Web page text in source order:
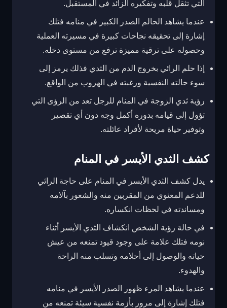
التي تثقل قلبه وتفكيره الزائد في المستقبل.
عندما يشاهد الحالم الصدر الكبير في منامه فتلك
إشارة إلى تحقيقه نجاحات كبيرة في مسيرته العملية
وحصوله على ترقية مميزة ترفع من مستوى دخله.
إذا حلم الرائي بخروج الدم من الثدي فذلك يرمز إلى
سوء حالته النفسية ورغبته في الهروب من الواقع.
رؤية ثدي الزوجة في المنام للرجل تعد من الرؤى التي
تؤول إلى قيامه بدوره أكمل وجه دون أي تقصير
وتوفير حياة مريحة لأفراد عائلته.
كشف الثدي الأيسر في المنام
يدل كشف الثدي الأيسر في المنام على حاجة الرائي
للدعم المعنوي من المقربين منه والشعور بآلامه
ومساندته في لحظات انكساره.
في حالة رؤية الشخص انكشاف الثدي الأيسر أثناء
نومه فتلك علامة على وجود قيود تمنعه من عيش
حياته والوصول إلى أحلامه وتسلب منه الراحة
والهدوء.
عندما يشاهد المرء ظهور الصدر الأيسر في منامه
فتلك إشارة إلى مرور بأزمة نفسية سيئة تمنعه من